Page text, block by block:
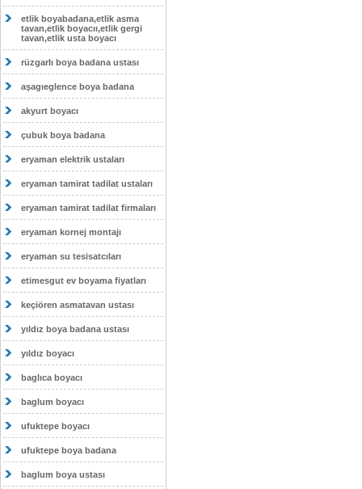
etlik boyabadana,etlik asma
tavan,etlik boyacıı,etlik gergi
tavan,etlik usta boyacı
rüzgarlı boya badana ustası
aşagıeglence boya badana
akyurt boyacı
çubuk boya badana
eryaman elektrik ustaları
eryaman tamirat tadilat ustaları
eryaman tamirat tadilat firmaları
eryaman kornej montajı
eryaman su tesisatcıları
etimesgut ev boyama fiyatları
keçiören asmatavan ustası
yıldız boya badana ustası
yıldız boyacı
baglıca boyacı
baglum boyacı
ufuktepe boyacı
ufuktepe boya badana
baglum boya ustası